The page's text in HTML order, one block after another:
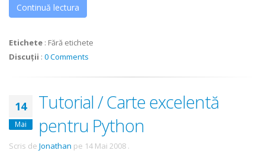
Continuă lectura
Etichete : Fără etichete
Discuții : 0 Comments
14
Mai
Tutorial / Carte excelentă
pentru Python
Scris de Jonathan pe 14 Mai 2008 .